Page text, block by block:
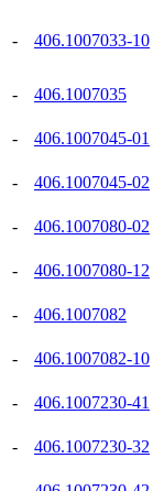
- 406.1007033-10
- 406.1007035
-
406.1007045-01
-
406.1007045-02
-
406.1007080-02
-
406.1007080-12
-
406.1007082
-
406.1007082-10
-
406.1007230-41
-
406.1007230-32